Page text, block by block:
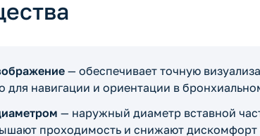
— обеспечивает точную
для навигации и ориентации в
— наружный диаметр вставной
проходимость и снижают дискомфорт